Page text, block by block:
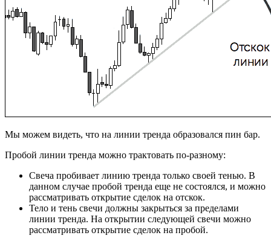
Мы можем видеть, что на линии тренда образовался пин бар.
Пробой линии тренда можно трактовать по-разному:
Свеча пробивает линию тренда только своей тенью. В
данном случае пробой тренда еще не состоялся, и можно
рассматривать открытие сделок на отскок.
Тело и тень свечи должны закрыться за пределами
линии тренда. На открытии следующей свечи можно
рассматривать открытие сделок на пробой.